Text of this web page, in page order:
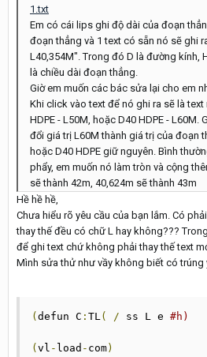
1.txt
Em có cái lips ghi độ dài của đoạn
đoạn thẳng và 1 text có sẵn nó sẽ ghi
L40,354M". Trong đó D là đường kính,
là chiều dài đoạn thẳng.
Giờ em muốn các bác sửa lại cho em
Khi click vào text để nó ghi ra sẽ là
HDPE - L50M, hoặc D40 HDPE - L60M.
đổi giá trị L60M thành giá trị của đoạn
hoặc D40 HDPE giữ nguyên. Bình
phẩy, em muốn nó làm tròn và cộng
sẽ thành 42m, 40,624m sẽ thành 43m
Hề hề hề,
Chưa hiểu rõ yêu cầu của bạn lắm. Có
thay thế đều có chữ L hay không???
để ghi text chứ không phải thay thế text
Mình sửa thử như vầy không biết có trúng
( defun C : TL( / ss L e #h)
( vl - load - com)